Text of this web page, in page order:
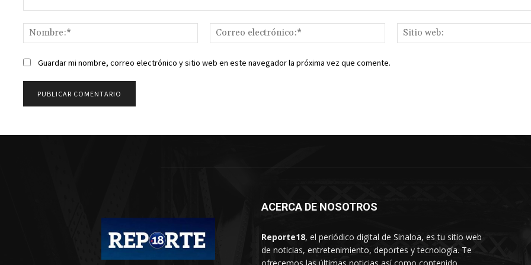
Nombre:*
Correo
electrónico:*
Guardar mi nombre, correo electrónico y sitio web en este navegador la próxima vez que comente.
ACERCA DE NOSOTROS
Reporte18, el periódico digital de Sinaloa, es tu sitio web
de noticias, entretenimiento, deportes y tecnología. Te